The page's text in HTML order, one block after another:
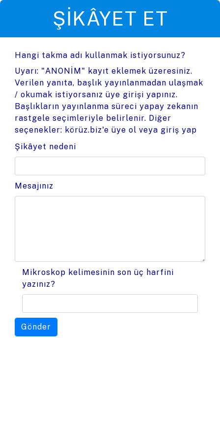
ŞIKÂYET ET
Hangi takma adı kullanmak istiyorsunuz?
Uyarı: "ANONİM" kayıt eklemek üzeresiniz.
Verilen yanıta, başlık yayınlanmadan ulaşmak
/ okumak istiyorsanız üye girişi yapınız.
Başlıkların yayınlanma süreci yapay zekanın
rastgele seçimleriyle belirlenir. Diğer
seçenekler: körüz.biz'e üye ol veya giriş yap
Şikâyet nedeni
Mesajınız
Mikroskop kelimesinin son üç harfini
yazınız?